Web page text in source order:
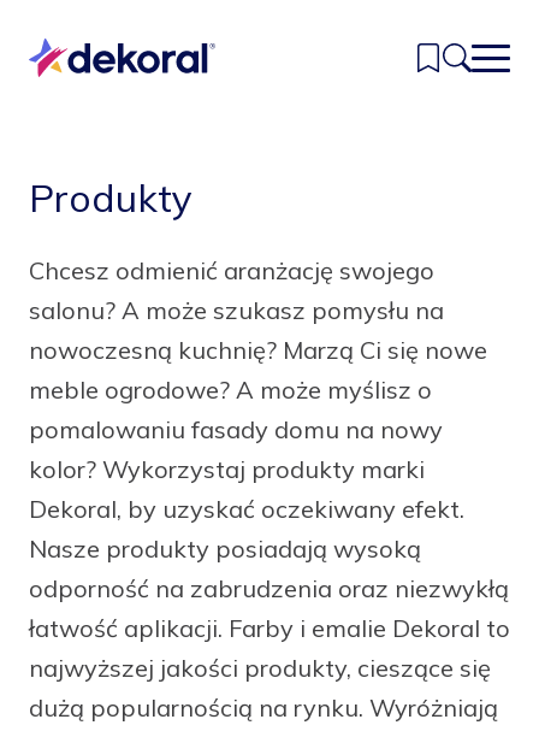
głównej
Inspiracje
Produkty
Znajdź sklep
Kontakt
facebookinstagrampinterestyoutube
Produkty
Chcesz odmienić aranżację swojego
salonu? A może szukasz pomysłu na
nowoczesną kuchnię? Marzą Ci się nowe
meble ogrodowe? A może myślisz o
pomalowaniu fasady domu na nowy
kolor? Wykorzystaj produkty marki
Dekoral, by uzyskać oczekiwany efekt.
Nasze produkty posiadają wysoką
odporność na zabrudzenia oraz niezwykłą
łatwość aplikacji. Farby i emalie Dekoral to
najwyższej jakości produkty, cieszące się
dużą popularnością na rynku. Wyróżniają